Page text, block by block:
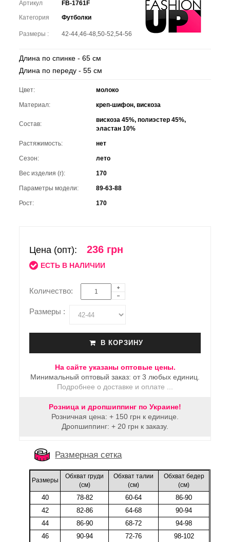
Артикул
FB-1761F
Категория
Футболки
Размеры : 42-44,46-48,50-52,54-56
Длина по спинке - 65 см
Длина по переду - 55 см
Цвет: молоко
Материал: креп-шифон, вискоза
Состав:
вискоза 45%, полиэстер 45%,
эластан 10%
Растяжимость: нет
Сезон: лето
Вес изделия (г): 170
Параметры модели: 89-63-88
Рост: 170
Цена (опт): 236 грн
ЕСТЬ В НАЛИЧИИ
Количество:
Размеры :
В КОРЗИНУ
На сайте указаны оптовые цены.
Минимальный оптовый заказ: от 3 любых единиц.
Подробнее о доставке и оплате ...
Розница и дропшиппинг по Украине!
Розничная цена: + 150 грн к единице.
Дропшиппинг: + 20 грн к заказу.
Размерная сетка
Размеры
Обхват груди
(cм)
Обхват талии
(cм)
Обхват бедер
(cм)
40 78-82 60-64
86-90
42
82-86 64-68
90-94
44
86-90 68-72
94-98
46
90-94 72-76
98-102